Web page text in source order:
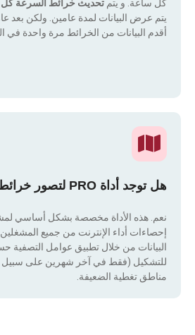
كل ساعة. و يتم تحديث خرائط السرعة كل 15 دقيقة
يتم عرض البيانات لمدة عامين. ولكن بعد
أقدم البيانات من الخرائط مرة واحدة في
هل توجد أداة PRO لتصور خرائط التغطية؟
نعم. هذه الأداة مخصصة بشكل أساسي
إحصاءات أداء الإنترنت من جميع
للتشكيل (فقط في آخر شهرين على سبيل
مناطق تغطية الضعيفة.